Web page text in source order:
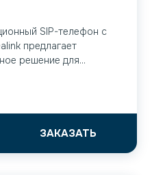
SIP-телефон с
предлагает
решение для...
ЗАКАЗАТЬ